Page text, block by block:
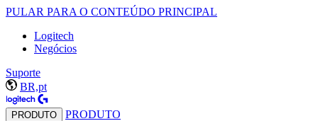
PULAR PARA O CONTEÚDO PRINCIPAL
Logitech
Negócios
Suporte
BR,pt
PRODUTO PRODUTO